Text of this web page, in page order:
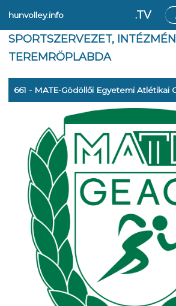
hunvolley.info .TV
SPORTSZERVEZET,
TEREMRÖPLABDA
661 - MATE-Gödöllői Egyetemi Atlétikai